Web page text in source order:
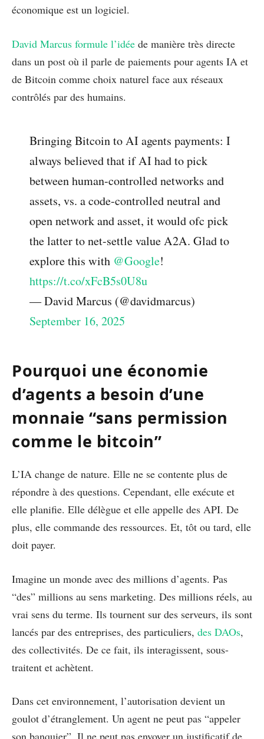
économique est un logiciel.
David Marcus formule l’idée de manière très directe
dans un post où il parle de paiements pour agents IA et
de Bitcoin comme choix naturel face aux réseaux
contrôlés par des humains.
Bringing Bitcoin to AI agents payments: I
always believed that if AI had to pick
between human-controlled networks and
assets, vs. a code-controlled neutral and
open network and asset, it would ofc pick
the latter to net-settle value A2A. Glad to
explore this with @Google!
https://t.co/xFcB5s0U8u
— David Marcus (@davidmarcus)
September 16, 2025
Pourquoi une économie
d’agents a besoin d’une
monnaie “sans permission
comme le bitcoin”
L’IA change de nature. Elle ne se contente plus de
répondre à des questions. Cependant, elle exécute et
elle planifie. Elle délègue et elle appelle des API. De
plus, elle commande des ressources. Et, tôt ou tard, elle
doit payer.
Imagine un monde avec des millions d’agents. Pas
“des” millions au sens marketing. Des millions réels, au
vrai sens du terme. Ils tournent sur des serveurs, ils sont
lancés par des entreprises, des particuliers, des DAOs,
des collectivités. De ce fait, ils interagissent, sous-
traitent et achètent.
Dans cet environnement, l’autorisation devient un
goulot d’étranglement. Un agent ne peut pas “appeler